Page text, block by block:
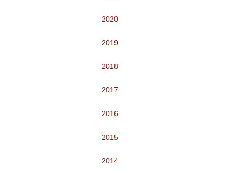
2020
2019
2018
2017
2016
2015
2014